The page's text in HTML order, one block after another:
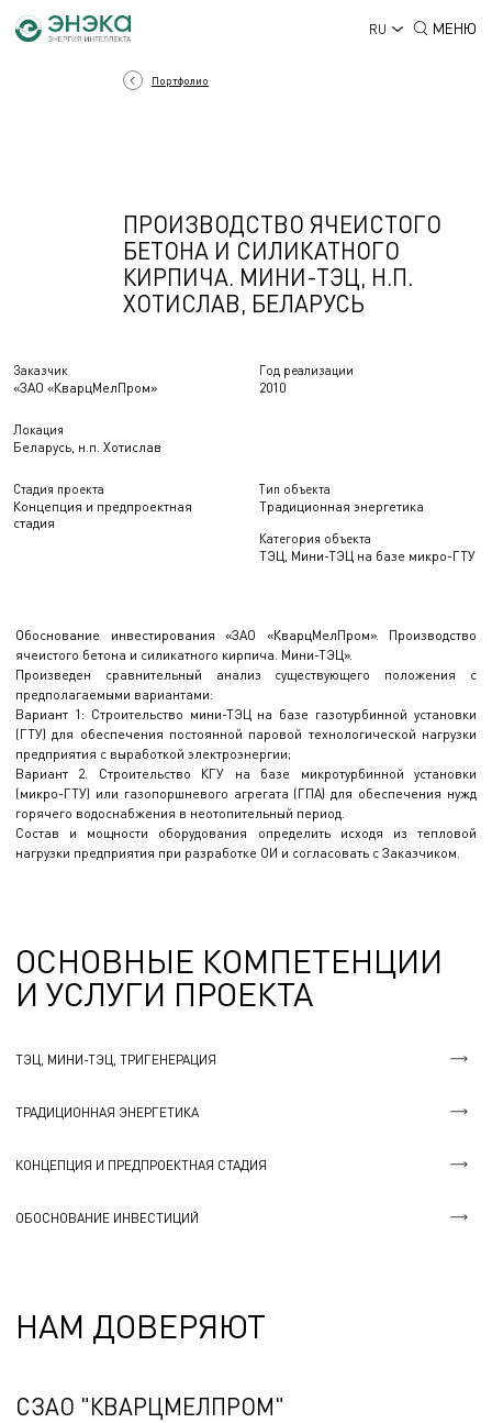
RU МЕНЮ
Заказчик
«ЗАО «КварцМелПром»
Год реализации
2010
Локация
Беларусь, н.п. Хотислав
Стадия проекта
Концепция и предпроектная
стадия
Тип объекта
Традиционная энергетика
Категория объекта
ТЭЦ, Мини-ТЭЦ на базе микро-ГТУ
Портфолио
ПРОИЗВОДСТВО ЯЧЕИСТОГО
БЕТОНА И СИЛИКАТНОГО
КИРПИЧА. МИНИ-ТЭЦ, Н.П.
ХОТИСЛАВ, БЕЛАРУСЬ
Обоснование инвестирования «ЗАО «КварцМелПром». Производство
ячеистого бетона и силикатного кирпича. Мини-ТЭЦ».
Произведен сравнительный анализ существующего положения с
предполагаемыми вариантами:
Вариант 1: Строительство мини-ТЭЦ на базе газотурбинной установки
(ГТУ) для обеспечения постоянной паровой технологической нагрузки
предприятия с выработкой электроэнергии;
Вариант 2. Строительство КГУ на базе микротурбинной установки
(микро-ГТУ) или газопоршневого агрегата (ГПА) для обеспечения нужд
горячего водоснабжения в неотопительный период.
Состав и мощности оборудования определить исходя из тепловой
нагрузки предприятия при разработке ОИ и согласовать с Заказчиком.
ОСНОВНЫЕ КОМПЕТЕНЦИИ
И УСЛУГИ ПРОЕКТА
ТЭЦ, МИНИ-ТЭЦ, ТРИГЕНЕРАЦИЯ
ТРАДИЦИОННАЯ ЭНЕРГЕТИКА
КОНЦЕПЦИЯ И ПРЕДПРОЕКТНАЯ СТАДИЯ
ОБОСНОВАНИЕ ИНВЕСТИЦИЙ
НАМ ДОВЕРЯЮТ
СЗАО "КВАРЦМЕЛПРОМ"